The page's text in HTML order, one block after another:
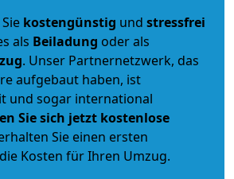
kostengünstig und stressfrei
als Beiladung oder als
. Unser Partnernetzwerk, das
aufgebaut haben, ist
und sogar international
Sie sich jetzt kostenlose
Sie einen ersten
Kosten für Ihren Umzug.